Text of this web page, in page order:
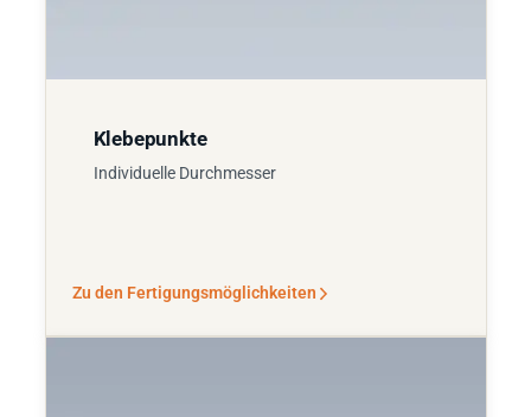
Klebepunkte
Individuelle Durchmesser
Zu den Fertigungsmöglichkeiten